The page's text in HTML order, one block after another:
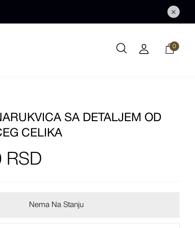
0
SA DETALJEM OD
CELIKA
RSD
Nema Na Stanju